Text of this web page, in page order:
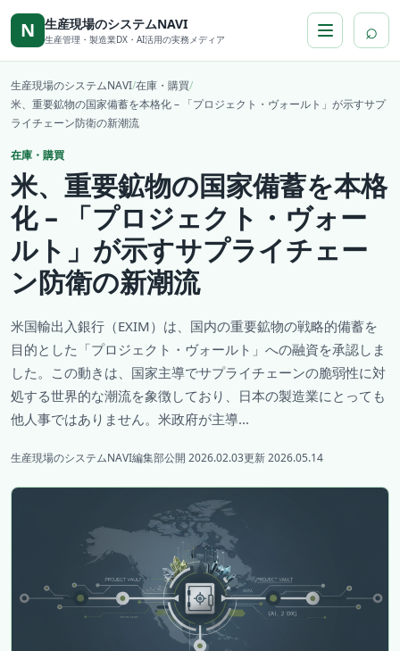
本文へ移動
N 生産現場のシステムNAVI
生産管理・製造業DX・AI活用の実務メディア ⌕
生産現場のシステムNAVI/在庫・購買/
米、重要鉱物の国家備蓄を本格化 – 「プロジェクト・ヴォールト」が示すサプ
ライチェーン防衛の新潮流
在庫・購買
米、重要鉱物の国家備蓄を本格
化 – 「プロジェクト・ヴォー
ルト」が示すサプライチェー
ン防衛の新潮流
米国輸出入銀行（EXIM）は、国内の重要鉱物の戦略的備蓄を
目的とした「プロジェクト・ヴォールト」への融資を承認しま
した。この動きは、国家主導でサプライチェーンの脆弱性に対
処する世界的な潮流を象徴しており、日本の製造業にとっても
他人事ではありません。米政府が主導...
生産現場のシステムNAVI編集部公開 2026.02.03更新 2026.05.14